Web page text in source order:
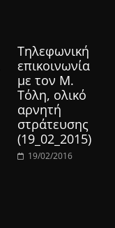
Τηλεφωνική
επικοινωνία
με τον Μ.
Τόλη, ολικό
αρνητή
στράτευσης
(19_02_2015)
19/02/2016